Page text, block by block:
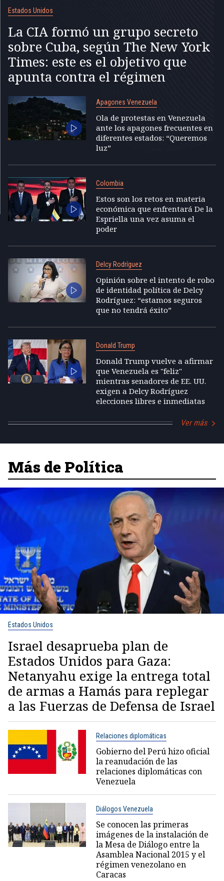
Estados Unidos
La CIA formó un grupo secreto
sobre Cuba, según The New York
Times: este es el objetivo que
apunta contra el régimen
Apagones Venezuela
Ola de protestas en Venezuela
ante los apagones frecuentes en
diferentes estados: “Queremos
luz”
Colombia
Estos son los retos en materia
económica que enfrentará De la
Espriella una vez asuma el
poder
Delcy Rodríguez
Opinión sobre el intento de robo
de identidad política de Delcy
Rodríguez: “estamos seguros
que no tendrá éxito”
Donald Trump
Donald Trump vuelve a afirmar
que Venezuela es "feliz"
mientras senadores de EE. UU.
exigen a Delcy Rodríguez
elecciones libres e inmediatas
Ver más
Más de Política
Estados Unidos
Israel desaprueba plan de
Estados Unidos para Gaza:
Netanyahu exige la entrega total
de armas a Hamás para replegar
a las Fuerzas de Defensa de Israel
Relaciones diplomáticas
Gobierno del Perú hizo oficial
la reanudación de las
relaciones diplomáticas con
Venezuela
Diálogos Venezuela
Se conocen las primeras
imágenes de la instalación de
la Mesa de Diálogo entre la
Asamblea Nacional 2015 y el
régimen venezolano en
Caracas